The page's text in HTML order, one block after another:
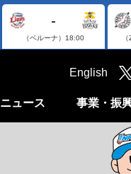
-
（ベルーナ） 18:00
ニュース 事業・振
English